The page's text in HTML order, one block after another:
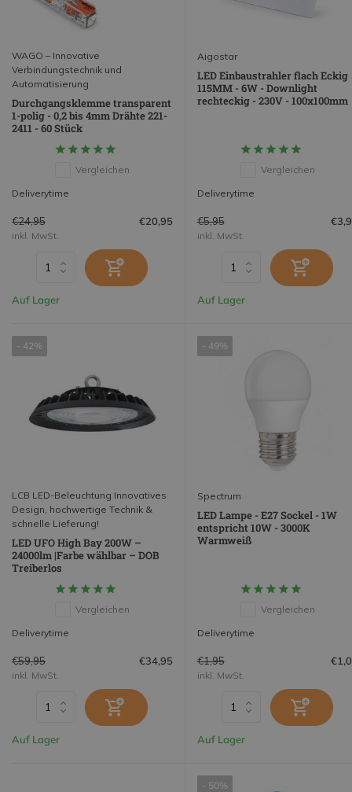
WAGO – Innovative
Verbindungstechnik und
Automatisierung
Durchgangsklemme transparent
1-polig - 0,2 bis 4mm Drähte 221-
2411 - 60 Stück
Vergleichen
Deliverytime
€24,95 €20,95
inkl. MwSt.
Auf Lager
Aigostar
LED Einbaustrahler flach Eckig
115MM - 6W - Downlight
rechteckig - 230V - 100x100mm
Vergleichen
Deliverytime
€5,95
inkl. MwSt.
Auf Lager
- 42%
LCB LED-Beleuchtung Innovatives
Design, hochwertige Technik &
schnelle Lieferung!
LED UFO High Bay 200W –
24000lm |Farbe wählbar – DOB
Treiberlos
Vergleichen
Deliverytime
€59,95 €34,95
inkl. MwSt.
Auf Lager
- 49%
Spectrum
LED Lampe - E27 Sockel - 1W
entspricht 10W - 3000K
Warmweiß
Vergleichen
Deliverytime
€1,95
inkl. MwSt.
Auf Lager
- 50%